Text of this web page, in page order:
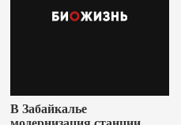
В Забайкалье